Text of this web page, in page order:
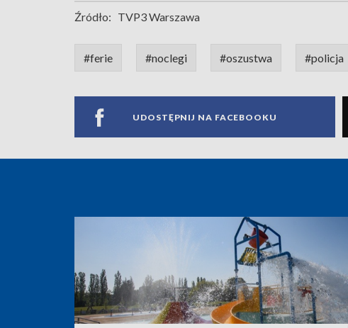
Źródło: TVP3 Warszawa
#ferie #noclegi #oszustwa #policja
UDOSTĘPNIJ NA FACEBOOKU